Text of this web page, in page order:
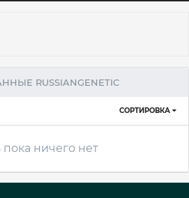
RUSSIANGENETIC
СОРТИРОВКА
пока ничего нет